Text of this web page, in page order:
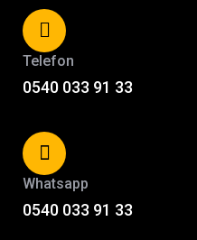
Telefon
0540 033 91 33
Whatsapp
0540 033 91 33